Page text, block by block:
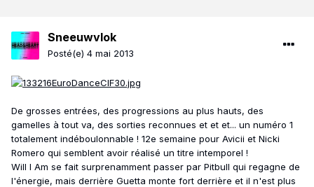
Sneeuwvlok
Posté(e) 4 mai 2013
De grosses entrées, des progressions au plus hauts, des
gamelles à tout va, des sorties reconnues et et et... un numéro 1
totalement indéboulonnable ! 12e semaine pour Avicii et Nicki
Romero qui semblent avoir réalisé un titre intemporel !
Will I Am se fait surprenamment passer par Pitbull qui regagne de
l'énergie, mais derrière Guetta monte fort derrière et il n'est plus